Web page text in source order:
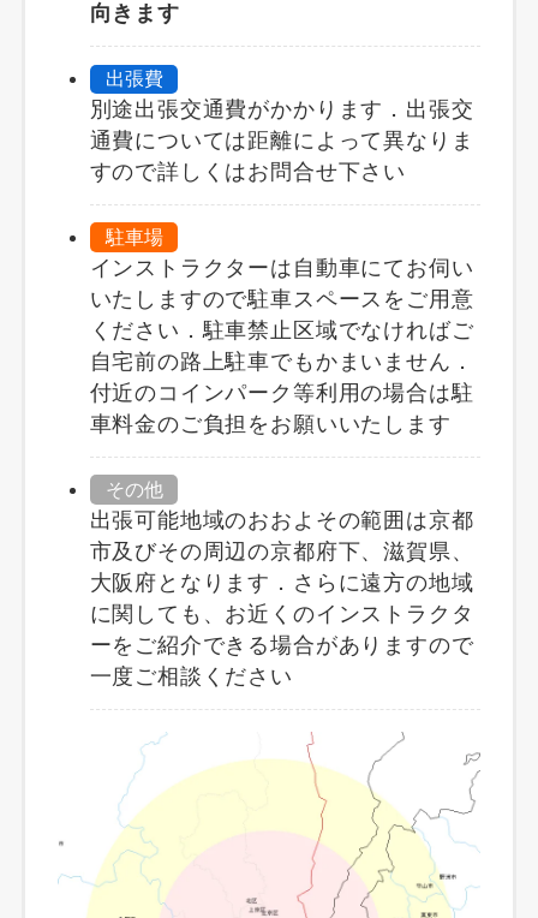
向きます
出張費
別途出張交通費がかかります．出張交
通費については距離によって異なりま
すので詳しくはお問合せ下さい
駐車場
インストラクターは自動車にてお伺い
いたしますので駐車スペースをご用意
ください．駐車禁止区域でなければご
自宅前の路上駐車でもかまいません．
付近のコインパーク等利用の場合は駐
車料金のご負担をお願いいたします
その他
出張可能地域のおおよその範囲は京都
市及びその周辺の京都府下、滋賀県、
大阪府となります．さらに遠方の地域
に関しても、お近くのインストラクタ
ーをご紹介できる場合がありますので
一度ご相談ください